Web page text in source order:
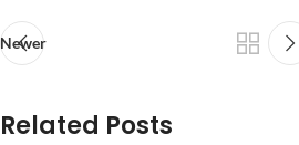
Newer
Related Posts